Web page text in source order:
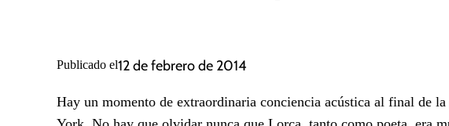
Publicado el12 de febrero de 2014
Hay un momento de extraordinaria conciencia acústica al final de